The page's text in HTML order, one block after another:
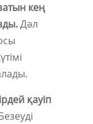
кең
Дәл
қауіп